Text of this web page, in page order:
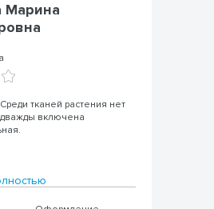
Марина
тканей растения нет
включена